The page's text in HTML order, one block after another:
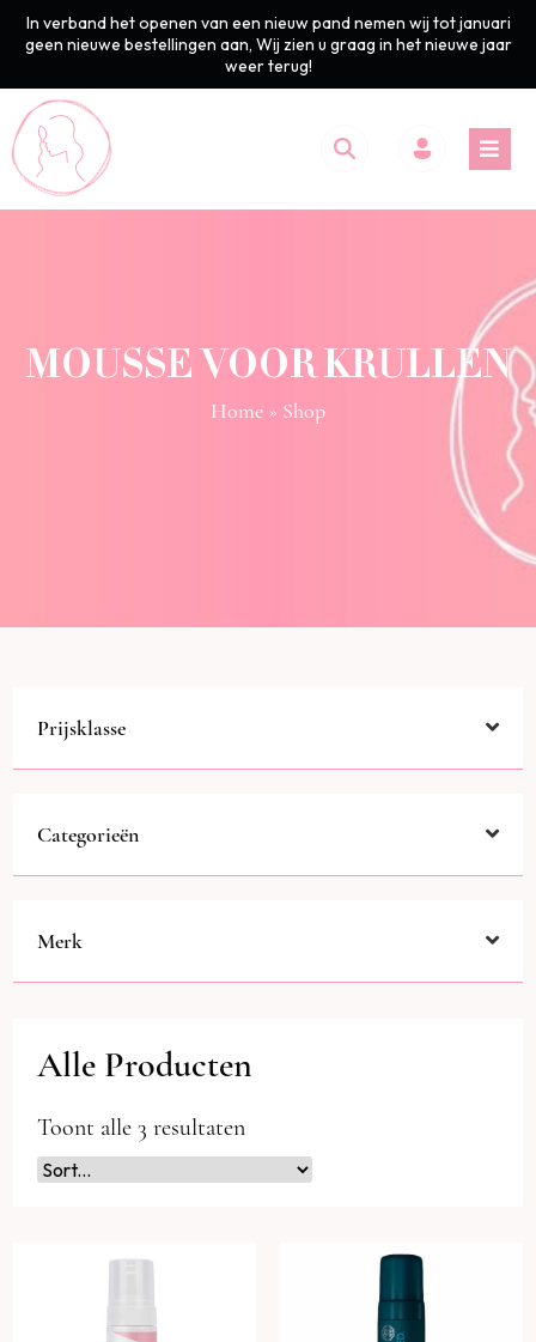
In verband het openen van een nieuw pand nemen wij tot januari
geen nieuwe bestellingen aan, Wij zien u graag in het nieuwe jaar
weer terug!
MOUSSE VOOR KRULLEN
Home » Shop
Prijsklasse
Categorieën
Merk
Alle Producten
Toont alle 3 resultaten